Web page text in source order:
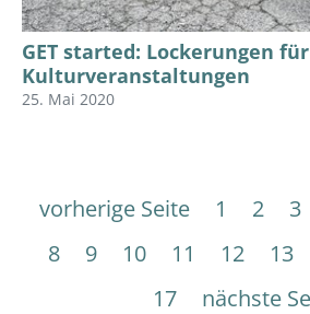
GET started: Lockerungen
Kulturveranstaltungen
25. Mai 2020
vorherige Seite 1 2 3
8
9 10 11 12 13
17
nächste